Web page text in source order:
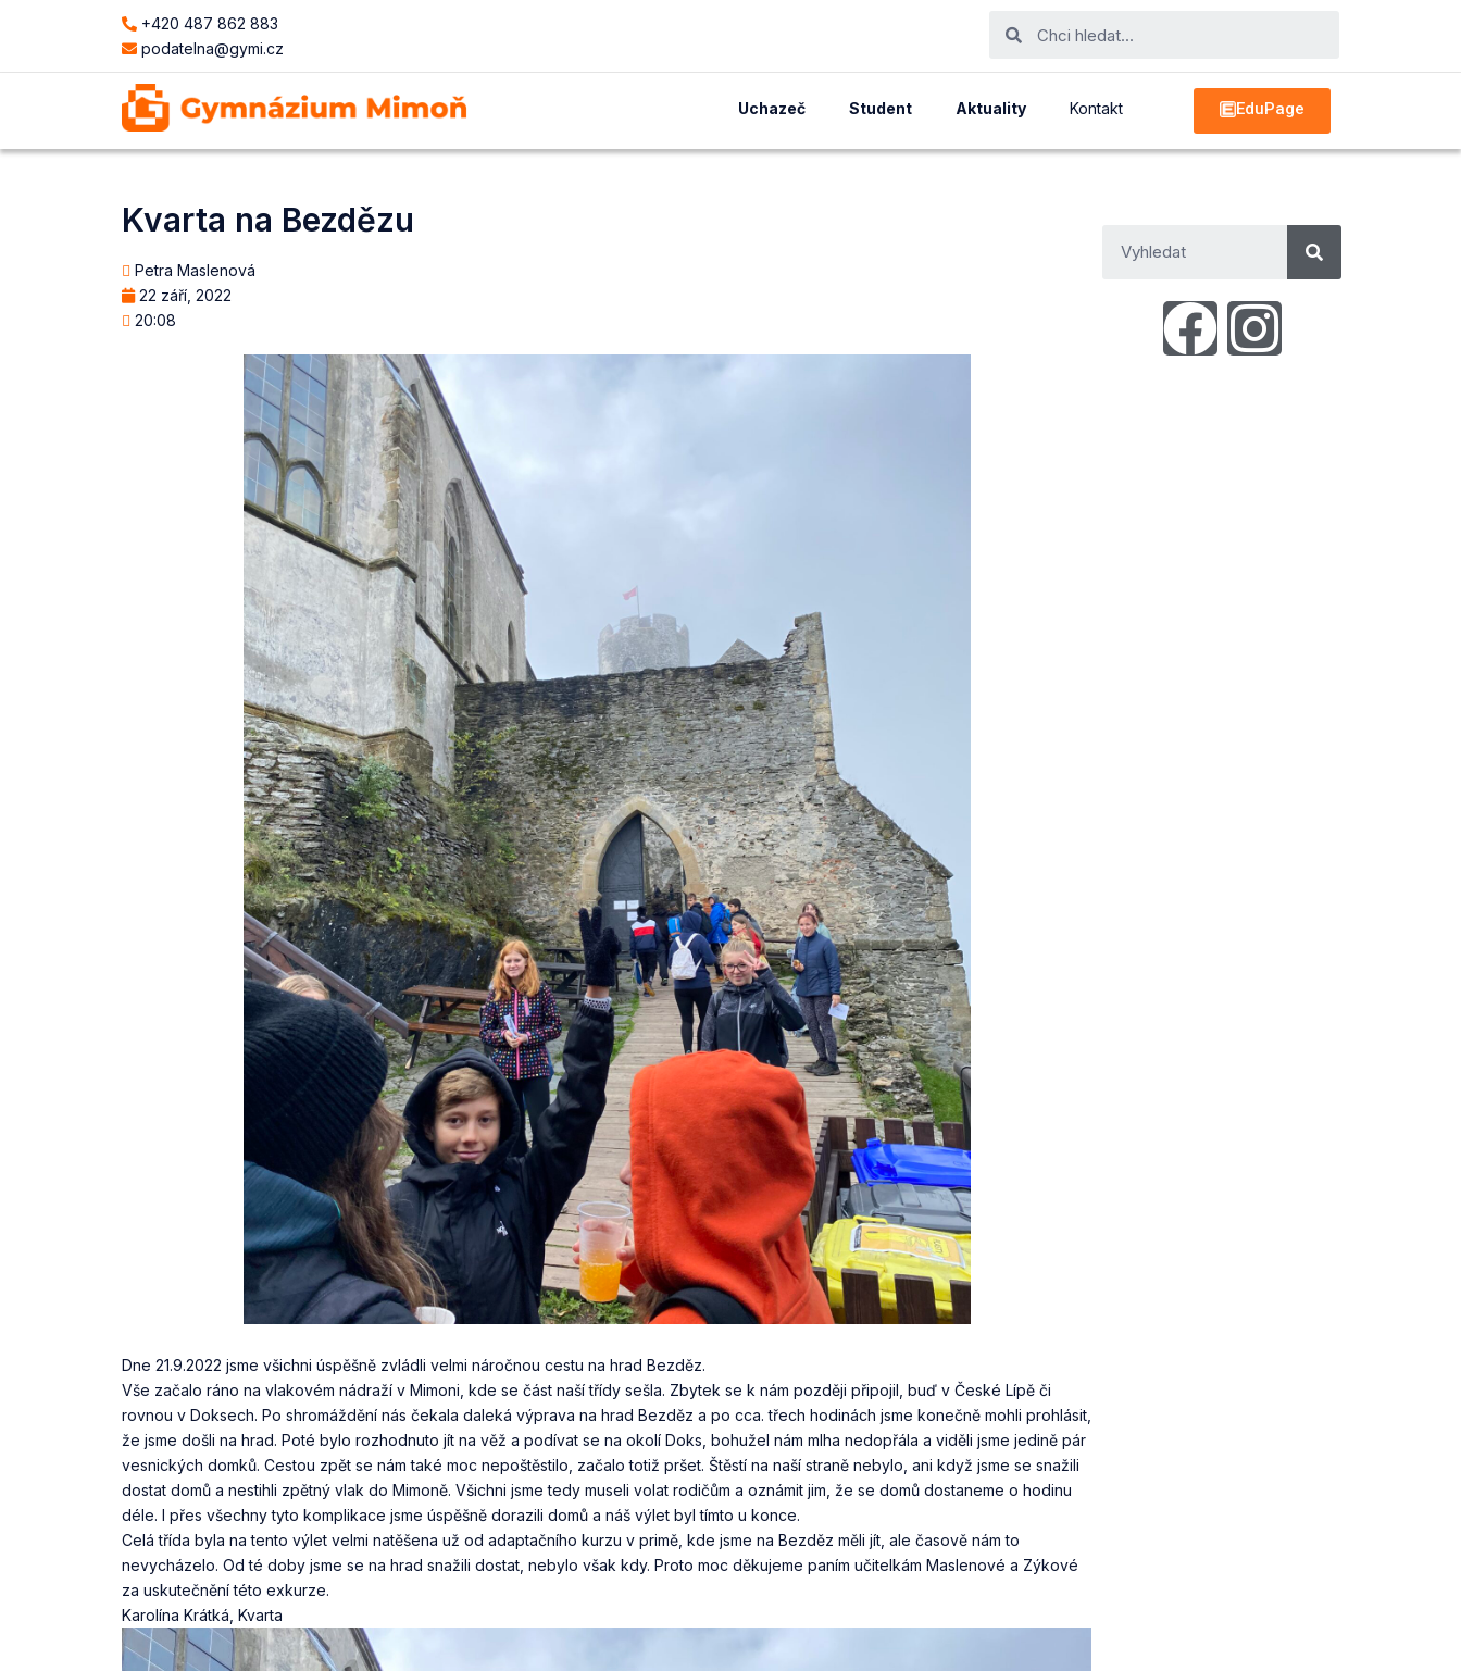
+420 487 862 883
podatelna@gymi.cz
Uchazeč Student Aktuality Kontakt EduPage
Kvarta na Bezdězu
Petra Maslenová
22 září, 2022
20:08
Dne 21.9.2022 jsme všichni úspěšně zvládli velmi náročnou cestu na hrad Bezděz.
Vše začalo ráno na vlakovém nádraží v Mimoni, kde se část naší třídy sešla. Zbytek se k nám později připojil, buď v České Lípě či
rovnou v Doksech. Po shromáždění nás čekala daleká výprava na hrad Bezděz a po cca. třech hodinách jsme konečně mohli prohlásit,
že jsme došli na hrad. Poté bylo rozhodnuto jít na věž a podívat se na okolí Doks, bohužel nám mlha nedopřála a viděli jsme jedině pár
vesnických domků. Cestou zpět se nám také moc nepoštěstilo, začalo totiž pršet. Štěstí na naší straně nebylo, ani když jsme se snažili
dostat domů a nestihli zpětný vlak do Mimoně. Všichni jsme tedy museli volat rodičům a oznámit jim, že se domů dostaneme o hodinu
déle. I přes všechny tyto komplikace jsme úspěšně dorazili domů a náš výlet byl tímto u konce.
Celá třída byla na tento výlet velmi natěšena už od adaptačního kurzu v primě, kde jsme na Bezděz měli jít, ale časově nám to
nevycházelo. Od té doby jsme se na hrad snažili dostat, nebylo však kdy. Proto moc děkujeme paním učitelkám Maslenové a Zýkové
za uskutečnění této exkurze.
Karolína Krátká, Kvarta